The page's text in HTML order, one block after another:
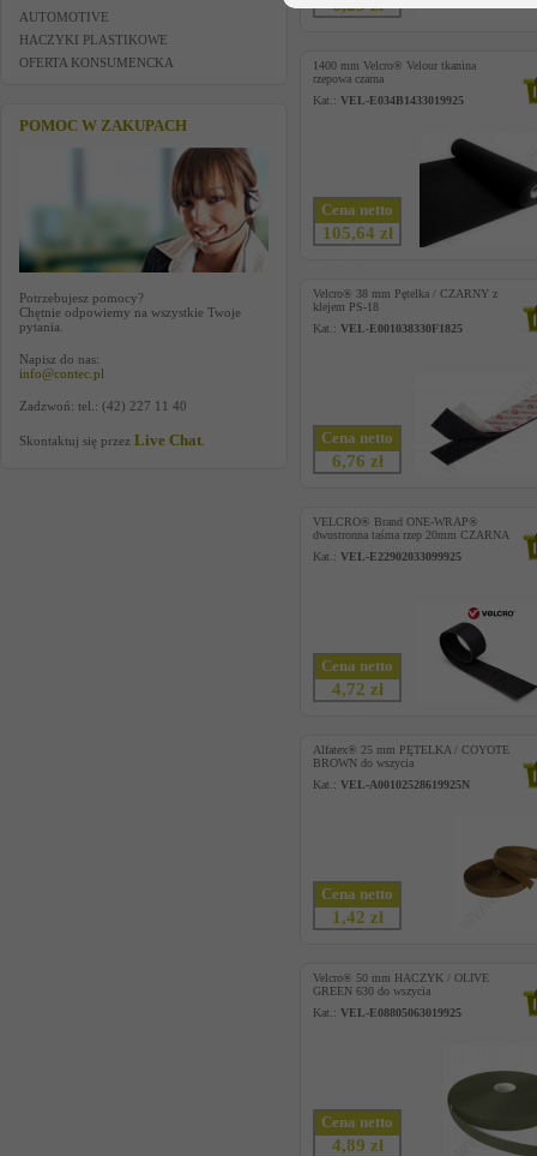
AUTOMOTIVE
HACZYKI PLASTIKOWE
OFERTA KONSUMENCKA
POMOC W ZAKUPACH
Potrzebujesz pomocy?
Chętnie odpowiemy na wszystkie Twoje
pytania.
Napisz do nas:
info@contec.pl
Zadzwoń: tel.: (42) 227 11 40
Skontaktuj się przez Live Chat
6,23 zł
1400 mm Velcro® Velour tkanina
rzepowa czarna
Kat.: VEL-E034B1433019925
Cena netto
105,64 zł
Velcro® 38 mm Pętelka / CZARNY z
klejem PS-18
Kat.: VEL-E001038330F1825
Cena netto
6,76 zł
VELCRO® Brand ONE-WRAP®
dwustronna taśma rzep 20mm CZARNA
Kat.: VEL-E22902033099925
Cena netto
4,72 zł
Alfatex® 25 mm PĘTELKA / COYOTE
BROWN do wszycia
Kat.: VEL-A00102528619925N
Cena netto
1,42 zł
Velcro® 50 mm HACZYK / OLIVE
GREEN 630 do wszycia
Kat.: VEL-E08805063019925
Cena netto
4,89 zł